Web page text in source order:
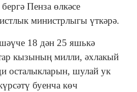
Пенза өлкәсе
министрлыгы үткәрә.
18 дән 25 яшькә
кызының милли, әхлакый
осталыкларын, шулай ук
буенча көч